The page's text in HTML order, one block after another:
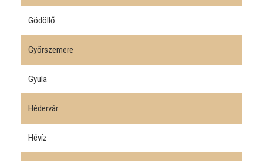
Gödöllő
Győrszemere
Gyula
Hédervár
Hévíz